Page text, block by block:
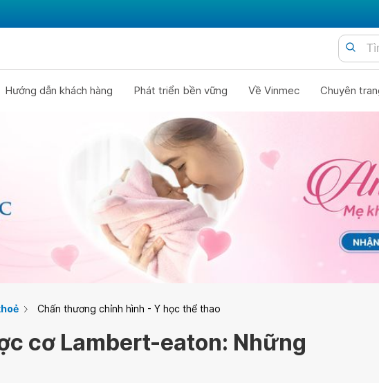
Hướng dẫn khách hàng Phát triển bền vững Về Vinmec Chuyên
Chấn thương chỉnh hình - Y học thể thao
cơ Lambert-eaton: Những